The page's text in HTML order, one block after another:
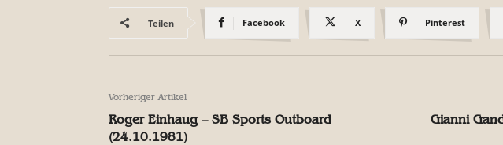
Teilen Facebook X Pinterest
Vorheriger Artikel
Roger Einhaug – SB Sports Outboard
(24.10.1981)
Gianni